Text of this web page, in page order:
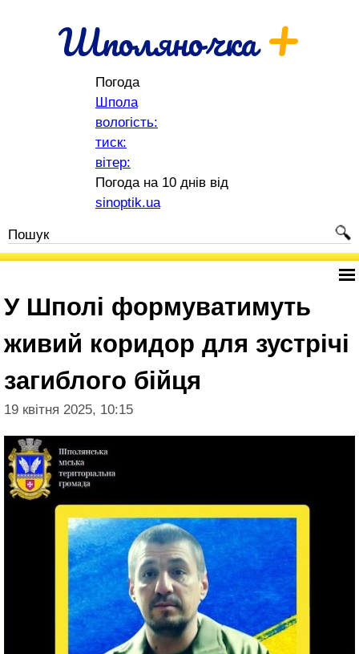
Шполяночка+
Погода
Шпола
вологість:
тиск:
вітер:
Погода на 10 днів від
sinoptik.ua
У Шполі формуватимуть
живий коридор для зустрічі
загиблого бійця
19 квітня 2025, 10:15